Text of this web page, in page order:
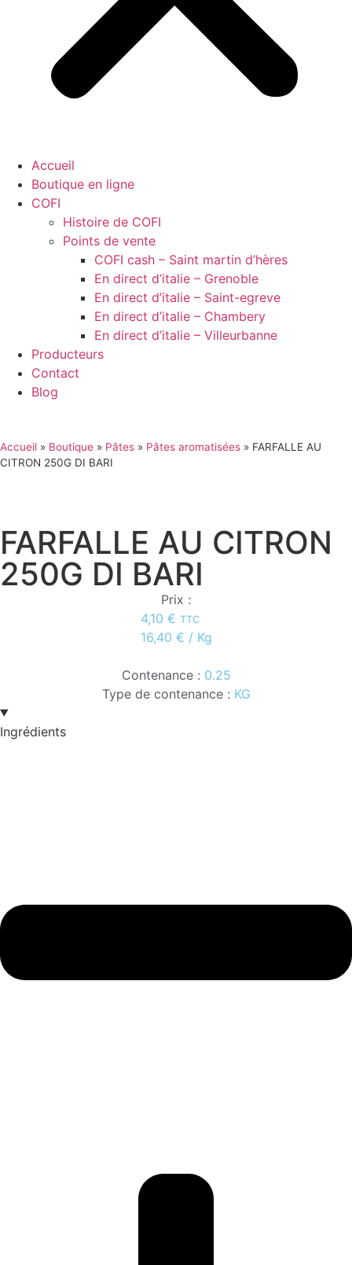
Accueil
Boutique en ligne
COFI
Histoire de COFI
Points de vente
COFI cash – Saint martin d’hères
En direct d’italie – Grenoble
En direct d’italie – Saint-egreve
En direct d’italie – Chambery
En direct d’italie – Villeurbanne
Producteurs
Contact
Blog
Accueil » Boutique » Pâtes » Pâtes aromatisées » FARFALLE AU
CITRON 250G DI BARI
FARFALLE AU CITRON
250G DI BARI
Prix :
4,10 € TTC
16,40 € / Kg
Contenance : 0.25
Type de contenance : KG
Ingrédients